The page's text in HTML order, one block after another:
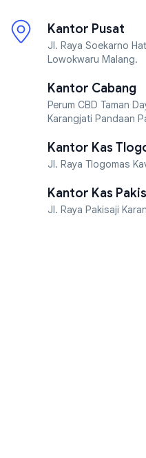
Kantor Pusat
Jl. Raya Soekarno
Lowokwaru Malang.
Kantor Cabang
Perum CBD Taman
Karangjati Pandaan
Kantor Kas
Jl. Raya Tlogomas
Kantor Kas
Jl. Raya Pakisaji